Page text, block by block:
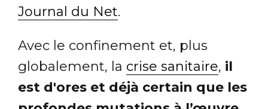
Journal du Net.
Avec le confinement et, plus
globalement, la crise sanitaire, il
est d'ores et déjà certain que les